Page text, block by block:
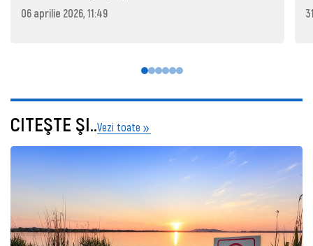
06 aprilie 2026, 11:49
CITEŞTE ŞI..Vezi toate